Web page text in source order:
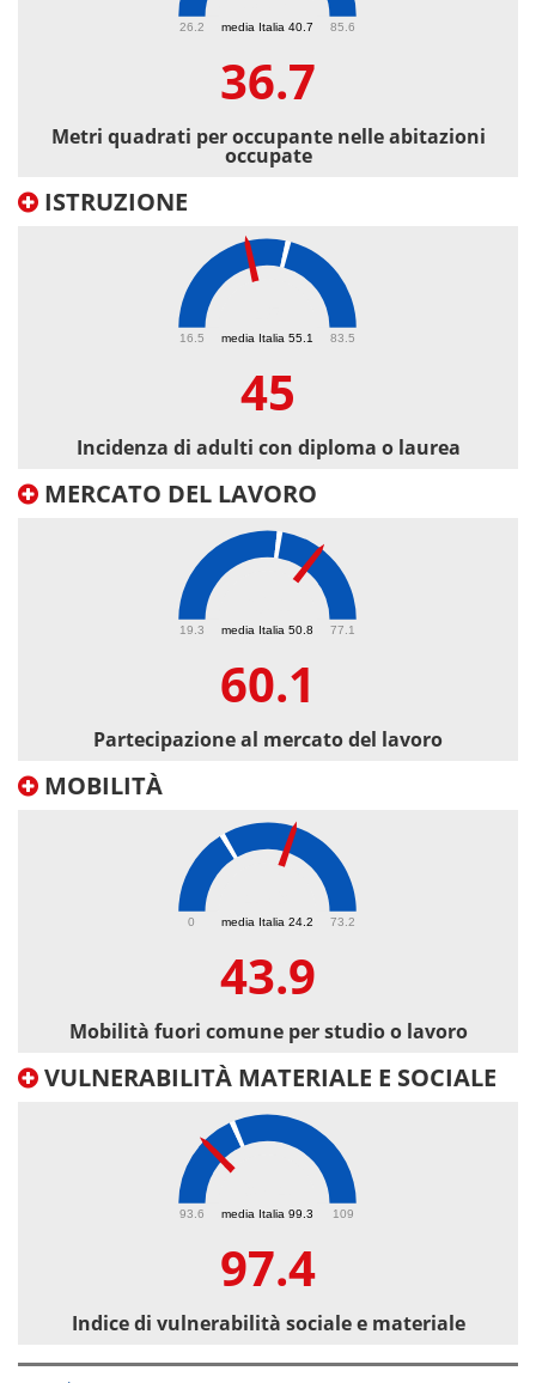
media Italia 40.7
26.2 85.6
36.7
Metri quadrati per occupante nelle abitazioni
occupate
ISTRUZIONE
media Italia 55.1
16.5 83.5
45
Incidenza di adulti con diploma o laurea
MERCATO DEL LAVORO
media Italia 50.8
19.3 77.1
60.1
Partecipazione al mercato del lavoro
MOBILITÀ
media Italia 24.2
0 73.2
43.9
Mobilità fuori comune per studio o lavoro
VULNERABILITÀ MATERIALE E SOCIALE
media Italia 99.3
93.6 109
97.4
Indice di vulnerabilità sociale e materiale